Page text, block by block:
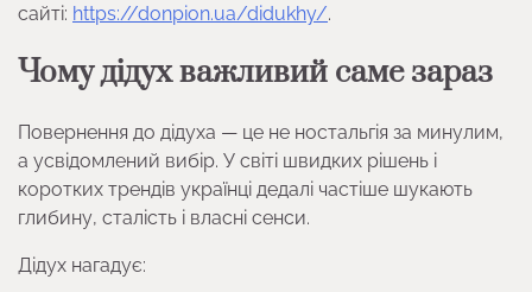
сайті: https://donpion.ua/didukhy/.
Чому дідух важливий саме зараз
Повернення до дідуха — це не ностальгія за минулим,
а усвідомлений вибір. У світі швидких рішень і
коротких трендів українці дедалі частіше шукають
глибину, сталість і власні сенси.
Дідух нагадує: